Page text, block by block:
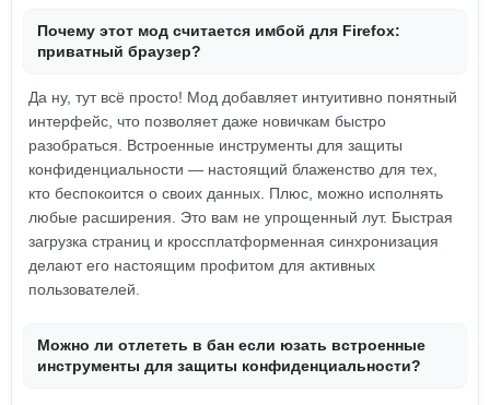
Почему этот мод считается имбой для Firefox:
приватный браузер?
Да ну, тут всё просто! Мод добавляет интуитивно понятный
интерфейс, что позволяет даже новичкам быстро
разобраться. Встроенные инструменты для защиты
конфиденциальности — настоящий блаженство для тех,
кто беспокоится о своих данных. Плюс, можно исполнять
любые расширения. Это вам не упрощенный лут. Быстрая
загрузка страниц и кроссплатформенная синхронизация
делают его настоящим профитом для активных
пользователей.
Можно ли отлететь в бан если юзать встроенные
инструменты для защиты конфиденциальности?